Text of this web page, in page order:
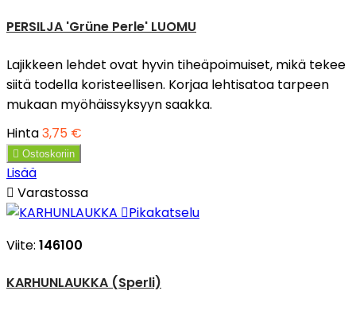
PERSILJA 'Grüne Perle' LUOMU
Lajikkeen lehdet ovat hyvin tiheäpoimuiset, mikä tekee
siitä todella koristeellisen. Korjaa lehtisatoa tarpeen
mukaan myöhäissyksyyn saakka.
Hinta3,75 €
 Ostoskoriin
Lisää
 Varastossa
Pikakatselu
Viite: 146100
KARHUNLAUKKA (Sperli)